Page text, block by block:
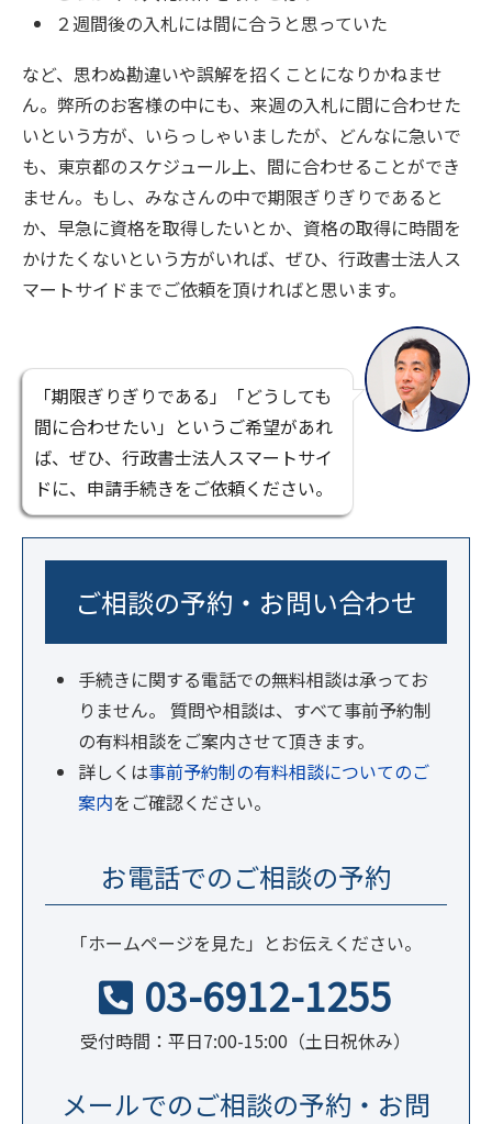
２週間後の入札には間に合うと思っていた
など、思わぬ勘違いや誤解を招くことになりかねませ
ん。弊所のお客様の中にも、来週の入札に間に合わせた
いという方が、いらっしゃいましたが、どんなに急いで
も、東京都のスケジュール上、間に合わせることができ
ません。もし、みなさんの中で期限ぎりぎりであると
か、早急に資格を取得したいとか、資格の取得に時間を
かけたくないという方がいれば、ぜひ、行政書士法人ス
マートサイドまでご依頼を頂ければと思います。
「期限ぎりぎりである」「どうしても
間に合わせたい」というご希望があれ
ば、ぜひ、行政書士法人スマートサイ
ドに、申請手続きをご依頼ください。
ご相談の予約・お問い合わせ
手続きに関する電話での無料相談は承ってお
りません。 質問や相談は、すべて事前予約制
の有料相談をご案内させて頂きます。
詳しくは事前予約制の有料相談についてのご
案内をご確認ください。
お電話でのご相談の予約
「ホームページを見た」とお伝えください。
03-6912-1255
受付時間：平日7:00-15:00（土日祝休み）
メールでのご相談の予約・お問